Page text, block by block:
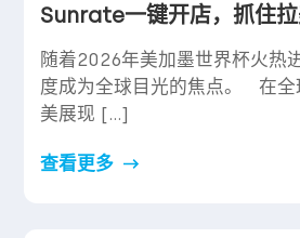
Sunrate一键开店，抓住
随着2026年美加墨世界杯火热
度成为全球目光的焦点。 在全
美展现 […]
查看更多